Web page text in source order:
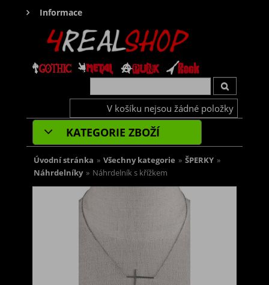
Informace
V košíku nejsou žádné položky
KATEGORIE ZBOŽÍ
Úvodní stránka » Všechny kategorie » ŠPERKY »
Náhrdelníky » Náhrdelník s křížkem